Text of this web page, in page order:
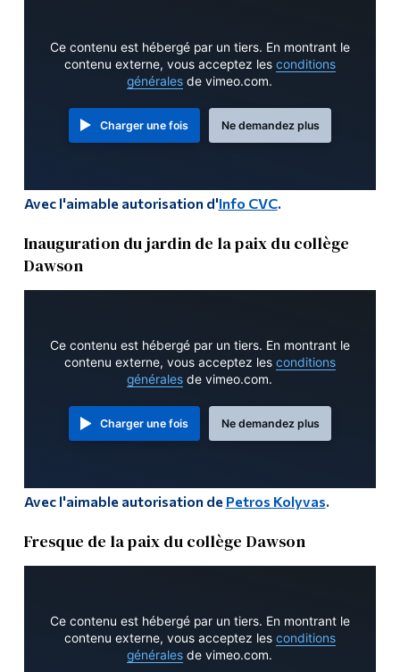
Ce contenu est hébergé par un tiers. En montrant le
contenu externe, vous acceptez les conditions
générales de vimeo.com.
Charger une fois Ne demandez plus
Avec l'aimable autorisation d'Info CVC.
Inauguration du jardin de la paix du collège
Dawson
Ce contenu est hébergé par un tiers. En montrant le
contenu externe, vous acceptez les conditions
générales de vimeo.com.
Charger une fois Ne demandez plus
Avec l'aimable autorisation de Petros Kolyvas.
Fresque de la paix du collège Dawson
Ce contenu est hébergé par un tiers. En montrant le
contenu externe, vous acceptez les conditions
générales de vimeo.com.